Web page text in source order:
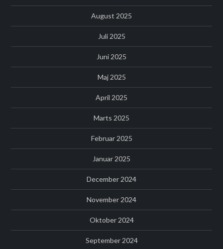
August 2025
Juli 2025
Juni 2025
Maj 2025
April 2025
Marts 2025
Februar 2025
Januar 2025
December 2024
November 2024
Oktober 2024
September 2024